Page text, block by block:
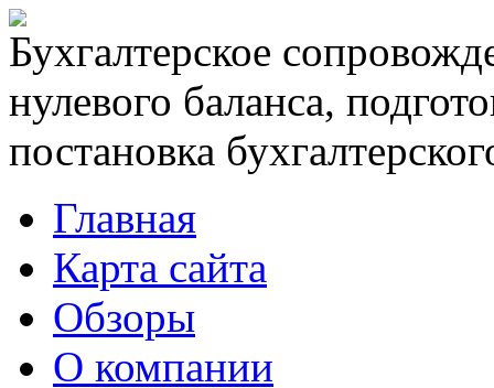
Бухгалтерское
нулевого баланса,
постановка
Главная
Карта сайта
Обзоры
О компании